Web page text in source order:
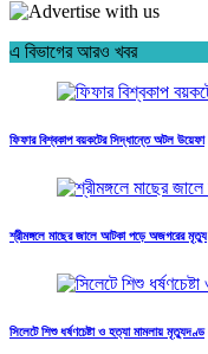
এ বিভাগের আরও খবর
ফিফার বিশ্বকাপ বয়কটের সিদ্ধান্তে অটল উয়েফা
শ্রীমঙ্গলে মাছের জালে আটকা পড়ে অজগরের মৃত্যু
সিলেটে শিশু ধর্ষণচেষ্টা ও হত্যা মামলায় মৃত্যুদণ্ড